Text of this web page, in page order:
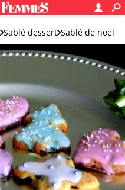
Sablé dessert Sablé de noël